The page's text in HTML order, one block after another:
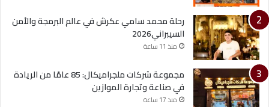
رحلة محمد سامي عكرش في عالم البرمجة والأمن
السيبراني2026
منذ 11 ساعة
مجموعة شركات ملجراميكال: 85 عامًا من الريادة
في صناعة وتجارة الموازين
منذ 17 ساعة